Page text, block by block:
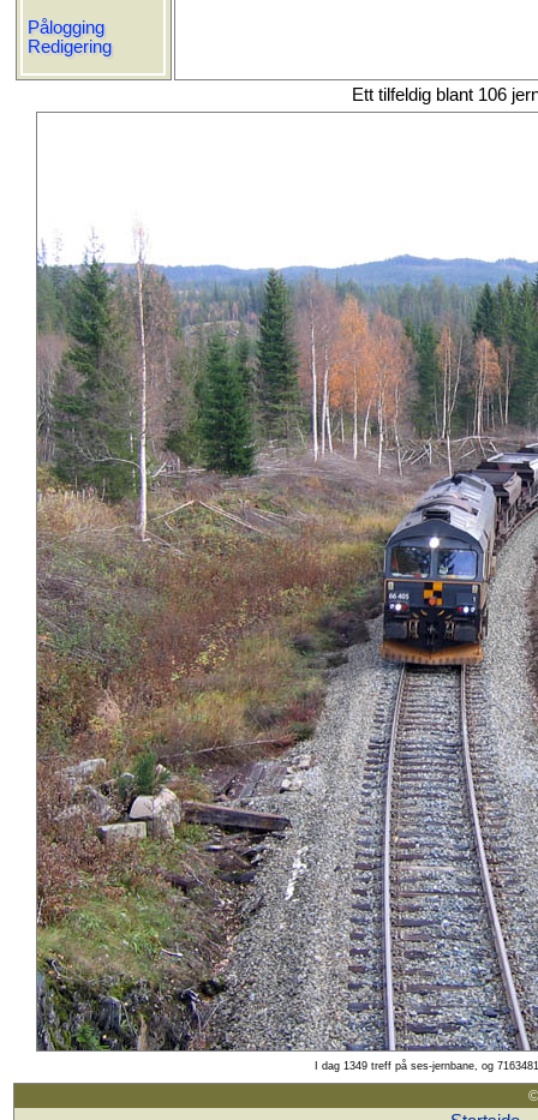
Pålogging
Redigering
Ett tilfeldig blant 106
I dag 1349 treff på ses-jernbane, og